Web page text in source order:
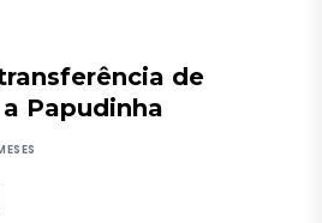
de
Papudinha